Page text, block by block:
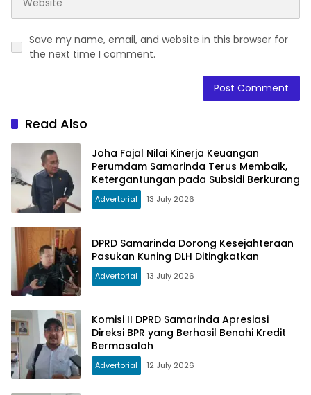
Save my name, email, and website in this browser for
the next time I comment.
Read Also
Joha Fajal Nilai Kinerja Keuangan
Perumdam Samarinda Terus Membaik,
Ketergantungan pada Subsidi Berkurang
Advertorial 13 July 2026
DPRD Samarinda Dorong Kesejahteraan
Pasukan Kuning DLH Ditingkatkan
Advertorial 13 July 2026
Komisi II DPRD Samarinda Apresiasi
Direksi BPR yang Berhasil Benahi Kredit
Bermasalah
Advertorial 12 July 2026